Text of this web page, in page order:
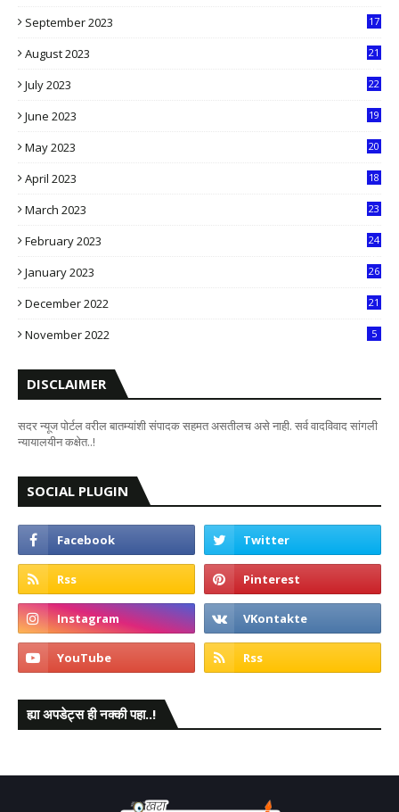
September 2023
17
August 2023
21
July 2023
22
June 2023
19
May 2023
20
April 2023
18
March 2023
23
February 2023
24
January 2023
26
December 2022
21
November 2022 5
DISCLAIMER
सदर न्यूज पोर्टल वरील बातम्यांशी संपादक सहमत असतीलच असे नाही. सर्व वादविवाद सांगली
न्यायालयीन कक्षेत..!
SOCIAL PLUGIN
ह्या अपडेट्स ही नक्की पहा..!